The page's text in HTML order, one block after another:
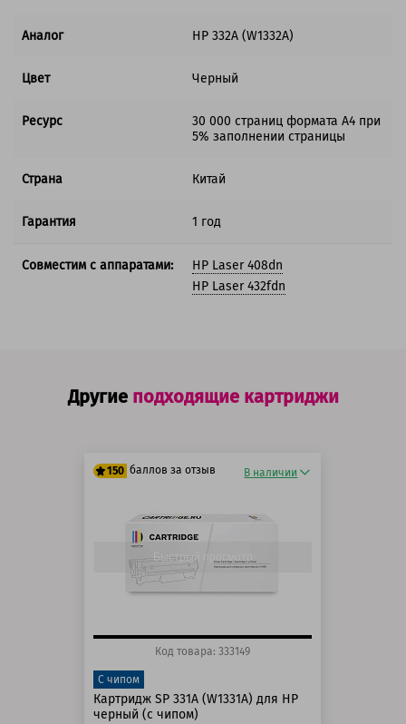
Аналог HP 332A (W1332A)
Цвет Черный
Ресурс
30 000 страниц формата А4 при
5% заполнении страницы
Страна Китай
Гарантия 1 год
Совместим с аппаратами:
HP Laser 408dn
HP Laser 432fdn
Другие подходящие картриджи
150 баллов за отзыв
125 баллов
150 баллов
В наличии
Быстрый просмотр
Код товара: 333149
С чипом
Картридж SP 331A (W1331A) для HP
черный (с чипом)